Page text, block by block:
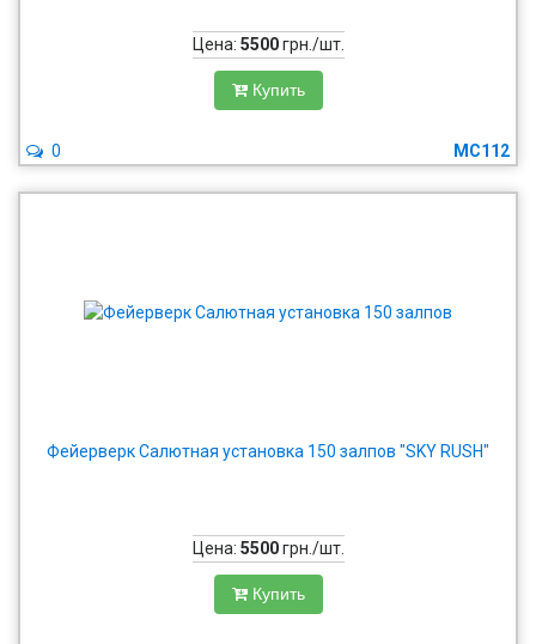
Цена: 5500грн./шт.
Купить
MC112
0
Фейерверк Салютная установка 150 залпов "SKY RUSH"
Цена: 5500грн./шт.
Купить